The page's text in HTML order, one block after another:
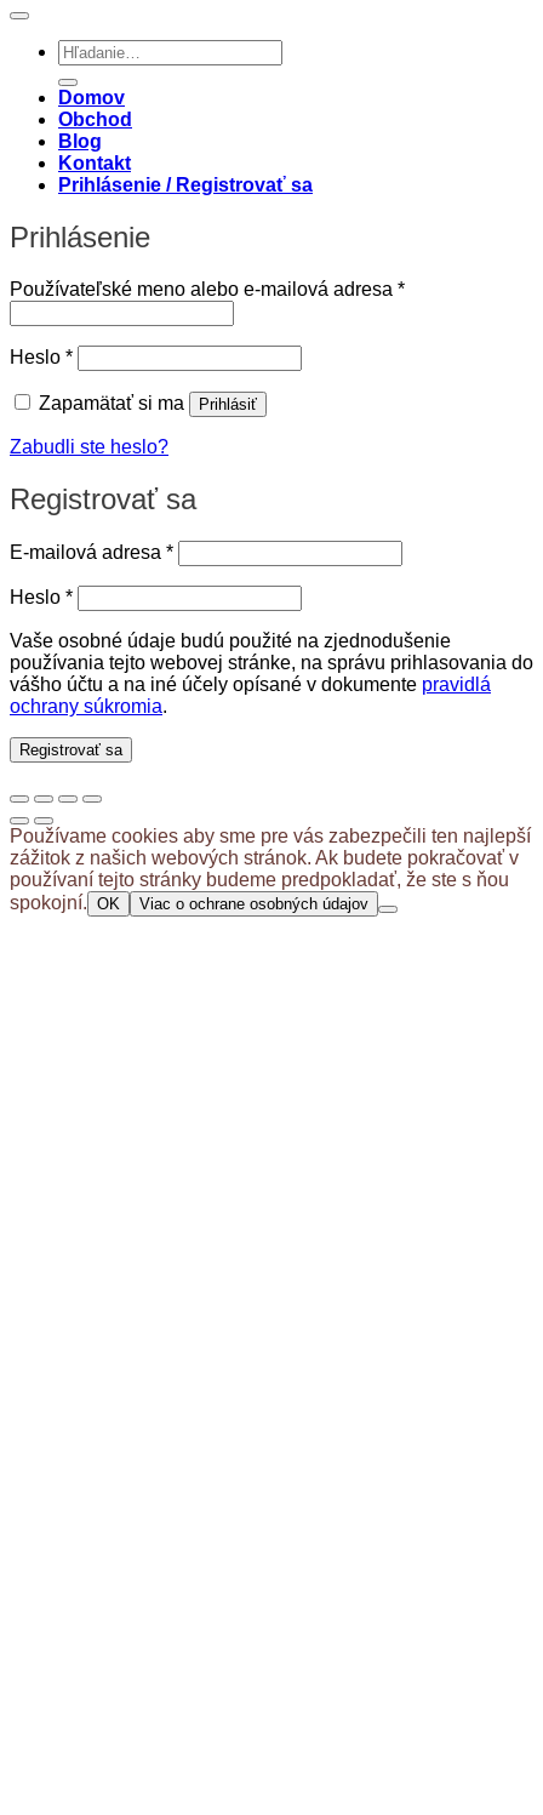
Hľadať:
Domov
Obchod
Blog
Kontakt
Prihlásenie / Registrovať sa
Prihlásenie
Používateľské meno alebo e-mailová adresa *Povinné
Heslo *Povinné
Zapamätať si ma Prihlásiť
Zabudli ste heslo?
Registrovať sa
E-mailová adresa *Povinné
Heslo *Povinné
Vaše osobné údaje budú použité na zjednodušenie
používania tejto webovej stránke, na správu prihlasovania do
vášho účtu a na iné účely opísané v dokumente pravidlá
ochrany súkromia.
Registrovať sa
Používame cookies aby sme pre vás zabezpečili ten najlepší
zážitok z našich webových stránok. Ak budete pokračovať v
používaní tejto stránky budeme predpokladať, že ste s ňou
spokojní. OK Viac o ochrane osobných údajov